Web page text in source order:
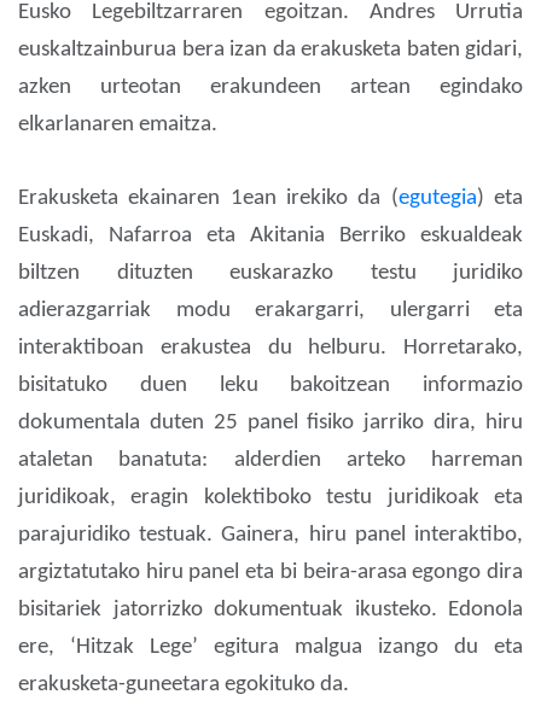
Eusko Legebiltzarraren egoitzan. Andres Urrutia
euskaltzainburua bera izan da erakusketa baten gidari,
azken urteotan erakundeen artean egindako
elkarlanaren emaitza.
Erakusketa ekainaren 1ean irekiko da (egutegia) eta
Euskadi, Nafarroa eta Akitania Berriko eskualdeak
biltzen dituzten euskarazko testu juridiko
adierazgarriak modu erakargarri, ulergarri eta
interaktiboan erakustea du helburu. Horretarako,
bisitatuko duen leku bakoitzean informazio
dokumentala duten 25 panel fisiko jarriko dira, hiru
ataletan banatuta: alderdien arteko harreman
juridikoak, eragin kolektiboko testu juridikoak eta
parajuridiko testuak. Gainera, hiru panel interaktibo,
argiztatutako hiru panel eta bi beira-arasa egongo dira
bisitariek jatorrizko dokumentuak ikusteko. Edonola
ere, ‘Hitzak Lege’ egitura malgua izango du eta
erakusketa-guneetara egokituko da.